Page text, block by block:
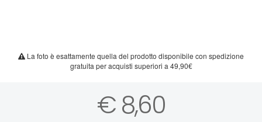
La foto è esattamente quella del prodotto disponibile con spedizione
gratuita per acquisti superiori a 49,90€
€ 8,60